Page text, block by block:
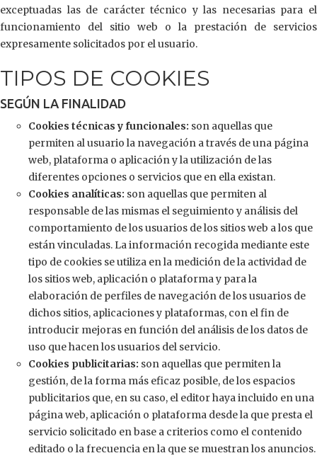
exceptuadas las de carácter técnico y las necesarias para el
funcionamiento del sitio web o la prestación de servicios
expresamente solicitados por el usuario.
TIPOS DE COOKIES
SEGÚN LA FINALIDAD
Cookies técnicas y funcionales: son aquellas que
permiten al usuario la navegación a través de una página
web, plataforma o aplicación y la utilización de las
diferentes opciones o servicios que en ella existan.
Cookies analíticas: son aquellas que permiten al
responsable de las mismas el seguimiento y análisis del
comportamiento de los usuarios de los sitios web a los que
están vinculadas. La información recogida mediante este
tipo de cookies se utiliza en la medición de la actividad de
los sitios web, aplicación o plataforma y para la
elaboración de perfiles de navegación de los usuarios de
dichos sitios, aplicaciones y plataformas, con el fin de
introducir mejoras en función del análisis de los datos de
uso que hacen los usuarios del servicio.
Cookies publicitarias: son aquellas que permiten la
gestión, de la forma más eficaz posible, de los espacios
publicitarios que, en su caso, el editor haya incluido en una
página web, aplicación o plataforma desde la que presta el
servicio solicitado en base a criterios como el contenido
editado o la frecuencia en la que se muestran los anuncios.